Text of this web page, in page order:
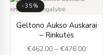
-35%
Geltono Aukso Auskarai
– Rinkutės
€462.00 – €476.00
range:
through